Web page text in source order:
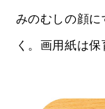
みのむしの顔
く。画用紙は保